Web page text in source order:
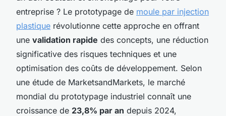
entreprise ? Le prototypage de moule par injection
plastique révolutionne cette approche en offrant
une validation rapide des concepts, une réduction
significative des risques techniques et une
optimisation des coûts de développement. Selon
une étude de MarketsandMarkets, le marché
mondial du prototypage industriel connaît une
croissance de 23,8% par an depuis 2024,